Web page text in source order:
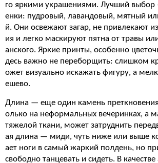
го яркими украшениями. Лучший выбор
енки: пудровый, лавандовый, мятный
й. Они освежают загар, не привлекают
ия и легко маскируют пятна от травы
анского. Яркие принты, особенно
десь важно не переборщить: слишком
ожет визуально искажать фигуру, а
ешево.
Длина — еще один камень
олько на неформальных вечеринках, а
тяжелой ткани, может затруднить
ая длина — миди, чуть ниже или выше
ает ноги в самый жаркий полдень, но
свободно танцевать и сидеть. В